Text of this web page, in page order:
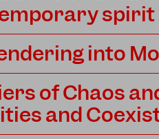
spirit
into
of Chaos
and